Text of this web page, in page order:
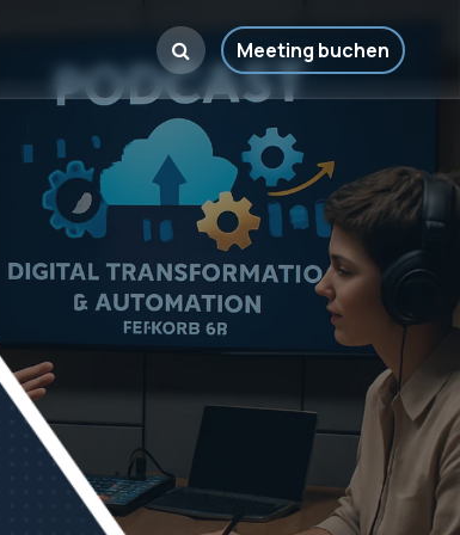
Pharma & Biowissenschaften
Validierung, Rückverfolgbarkeit und
Compliance in der Pharma- und Life-
Sciences-Branche
Lebensmittel & Getränke
Von der Rückverfolgbarkeit von Allergenen
bis zur saisonalen Nachfrageprognose
Start-ups
Agile und kosteneffiziente Skalierung von
Betriebsabläufen
Meeting buchen